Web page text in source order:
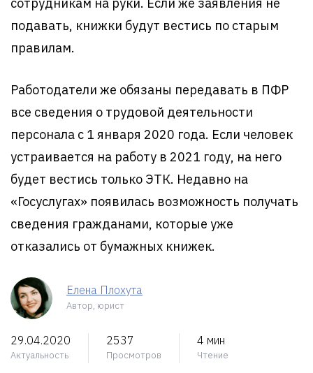
подавать, книжки будут вестись по старым
правилам.
Работодатели же обязаны передавать в ПФР
все сведения о трудовой деятельности
персонала с 1 января 2020 года. Если человек
устраивается на работу в 2021 году, на него
будет вестись только ЭТК. Недавно на
«Госуслугах» появилась возможность получать
сведения гражданами, которые уже
отказались от бумажных книжек.
Елена Плохута
Автор, юрист
29.04.2020
Актуальность
2537
Просмотров
4 мин
Чтение